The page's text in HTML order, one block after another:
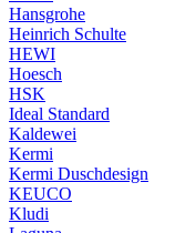
Hansgrohe
Heinrich Schulte
HEWI
Hoesch
HSK
Ideal Standard
Kaldewei
Kermi
Kermi Duschdesign
KEUCO
Kludi